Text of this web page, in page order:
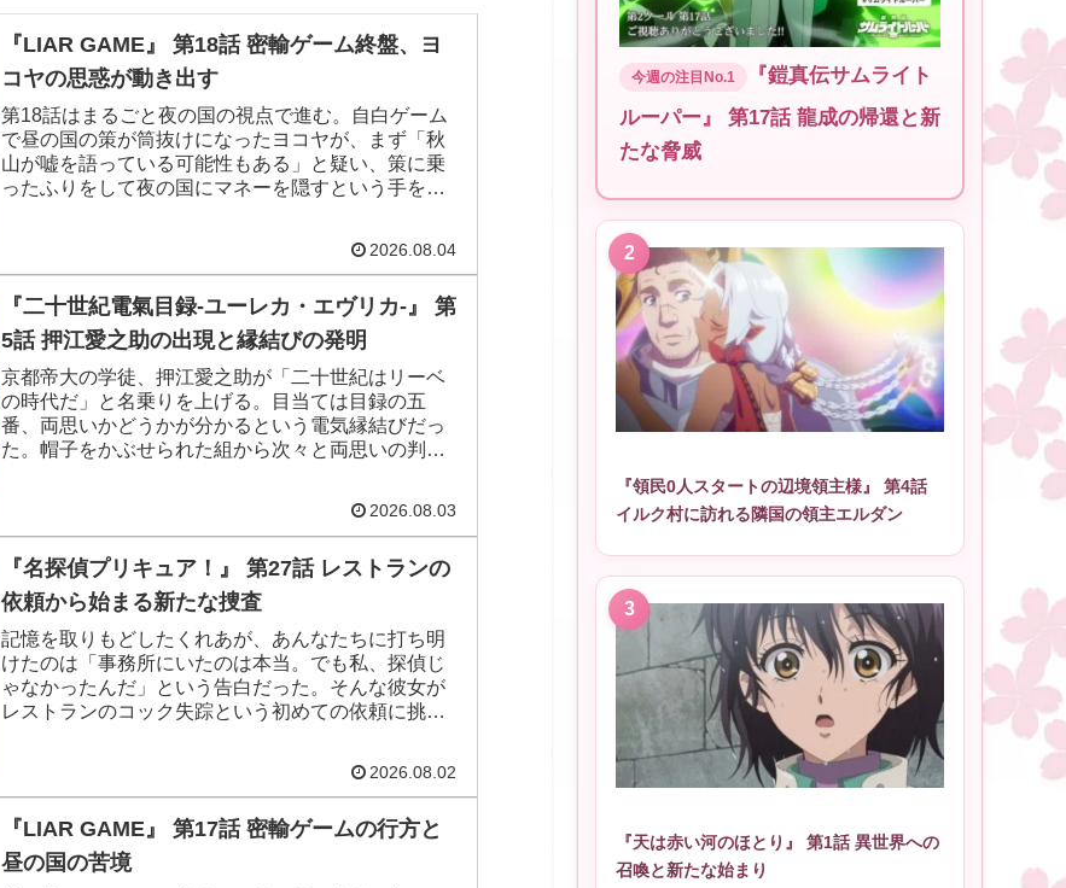
『LIAR GAME』 第18話 密輸ゲーム終盤、ヨ
コヤの思惑が動き出す
第18話はまるごと夜の国の視点で進む。自白ゲーム
で昼の国の策が筒抜けになったヨコヤが、まず「秋
山が嘘を語っている可能性もある」と疑い、策に乗
ったふりをして夜の国にマネーを隠すという手を打
2026.08.04
『二十世紀電氣目録-ユーレカ・エヴリカ-』 第
5話 押江愛之助の出現と縁結びの発明
京都帝大の学徒、押江愛之助が「二十世紀はリーベ
の時代だ」と名乗りを上げる。目当ては目録の五
番、両思いかどうかが分かるという電気縁結びだっ
た。帽子をかぶせられた組から次々と両思いの判定
2026.08.03
『名探偵プリキュア！』 第27話 レストランの
依頼から始まる新たな捜査
記憶を取りもどしたくれあが、あんなたちに打ち明
けたのは「事務所にいたのは本当。でも私、探偵じ
ゃなかったんだ」という告白だった。そんな彼女が
レストランのコック失踪という初めての依頼に挑む
は怪盗団ファントムの新しい狙いが待っていた。
2026.08.02
『LIAR GAME』 第17話 密輸ゲームの行方と
昼の国の苦境
『鎧真伝サムライト
ルーパー』 第17話 龍成の帰還と新
たな脅威
『領民0人スタートの辺境領主様』 第4話
イルク村に訪れる隣国の領主エルダン
『天は赤い河のほとり』 第1話 異世界への
召喚と新たな始まり